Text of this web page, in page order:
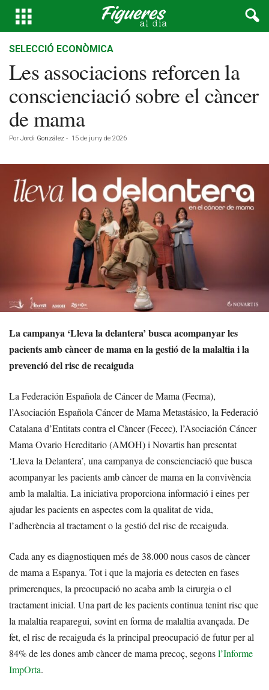
SELECCIÓ ECONÒMICA
Les associacions reforcen la
conscienciació sobre el càncer
de mama
Por Jordi González - 15 de juny de 2026
La campanya ‘Lleva la delantera’ busca acompanyar les
pacients amb càncer de mama en la gestió de la malaltia i la
prevenció del risc de recaiguda
La Federación Española de Cáncer de Mama (Fecma),
l’Asociación Española Cáncer de Mama Metastásico, la Federació
Catalana d’Entitats contra el Càncer (Fecec), l’Asociación Cáncer
Mama Ovario Hereditario (AMOH) i Novartis han presentat
‘Lleva la Delantera’, una campanya de conscienciació que busca
acompanyar les pacients amb càncer de mama en la convivència
amb la malaltia. La iniciativa proporciona informació i eines per
ajudar les pacients en aspectes com la qualitat de vida,
l’adherència al tractament o la gestió del risc de recaiguda.
Cada any es diagnostiquen més de 38.000 nous casos de càncer
de mama a Espanya. Tot i que la majoria es detecten en fases
primerenques, la preocupació no acaba amb la cirurgia o el
tractament inicial. Una part de les pacients continua tenint risc que
la malaltia reaparegui, sovint en forma de malaltia avançada. De
fet, el risc de recaiguda és la principal preocupació de futur per al
84% de les dones amb càncer de mama precoç, segonsl’Informe
ImpOrta.